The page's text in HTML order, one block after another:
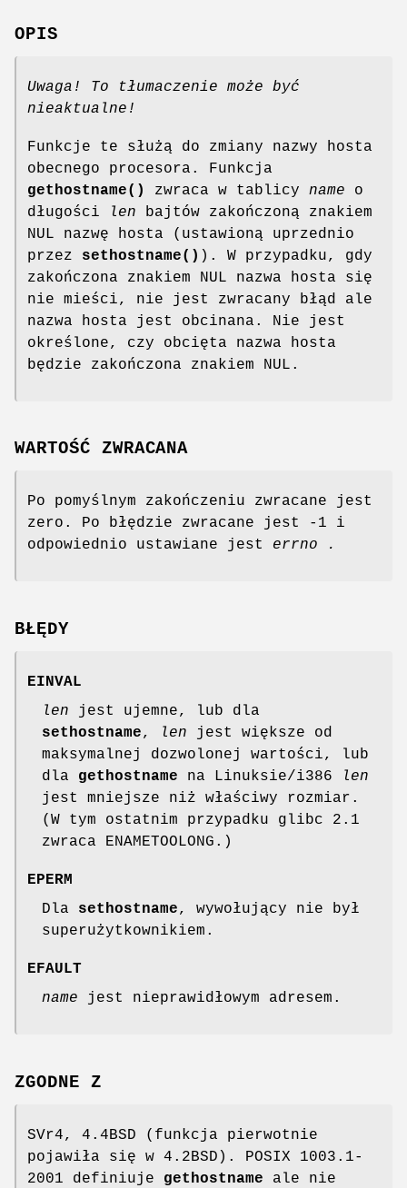
OPIS
Uwaga! To tłumaczenie może być
nieaktualne!
Funkcje te służą do zmiany nazwy hosta
obecnego procesora. Funkcja
gethostname()
zwraca w tablicy name o
długości
len bajtów zakończoną znakiem
NUL nazwę hosta (ustawioną uprzednio
przez sethostname() ). W przypadku, gdy
zakończona znakiem NUL nazwa hosta się
nie mieści, nie jest zwracany błąd ale
nazwa hosta jest obcinana. Nie jest
określone, czy obcięta nazwa hosta
będzie zakończona znakiem NUL.
WARTOŚĆ ZWRACANA
Po pomyślnym zakończeniu zwracane jest
zero. Po błędzie zwracane jest -1 i
odpowiednio ustawiane jest errno .
BŁĘDY
EINVAL
len jest ujemne, lub dla
sethostname, len jest większe od
maksymalnej dozwolonej wartości, lub
dla gethostname na Linuksie/i386
len
jest mniejsze niż właściwy rozmiar.
(W tym ostatnim przypadku glibc 2.1
zwraca ENAMETOOLONG.)
EPERM
Dla sethostname, wywołujący nie był
superużytkownikiem.
EFAULT
name jest nieprawidłowym adresem.
ZGODNE Z
SVr4, 4.4BSD (funkcja pierwotnie
pojawiła się w 4.2BSD). POSIX 1003.1-
2001 definiuje gethostname ale nie